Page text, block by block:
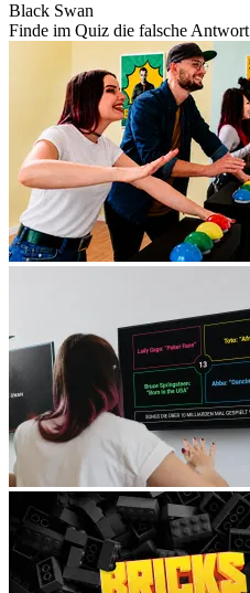
Black Swan
Finde im Quiz die falsche Antwort